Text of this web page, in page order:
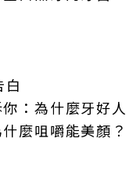
：為什麼牙好人
麼咀嚼能美顏？